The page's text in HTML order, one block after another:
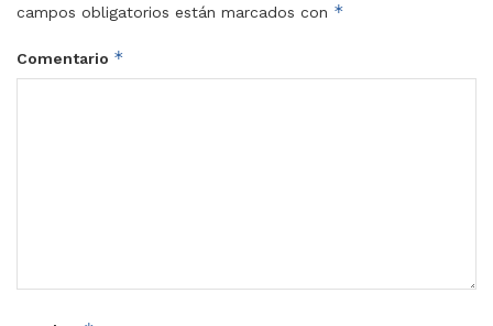
campos obligatorios están marcados con *
Comentario *